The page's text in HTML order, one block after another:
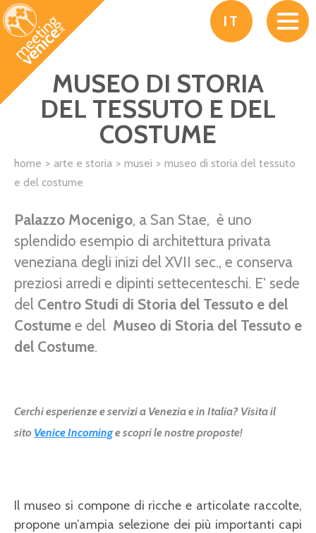
Salta al contenuto principale
IT
MUSEO DI STORIA
DEL TESSUTO E DEL
COSTUME
home arte e storia musei
museo di storia del tessuto
e del costume
Palazzo Mocenigo, a San Stae, è uno
splendido esempio di architettura privata
veneziana degli inizi del XVII sec., e conserva
preziosi arredi e dipinti settecenteschi. E' sede
del Centro Studi di Storia del Tessuto e del
Costume e del Museo di Storia del Tessuto e
del Costume.
Cerchi esperienze e servizi a Venezia e in Italia? Visita il
sito Venice Incominge scopri le nostre proposte!
Il museo si compone di ricche e articolate raccolte,
propone un’ampia selezione dei più importanti capi